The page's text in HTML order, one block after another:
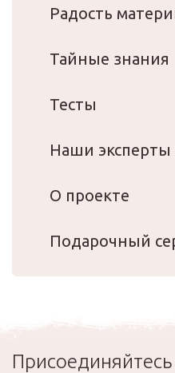
Радость
Тайные знания
Тесты
Наши эксперты
О проекте
Подарочный